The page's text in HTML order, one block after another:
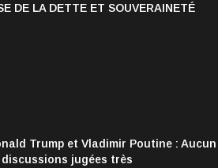
DE LA DETTE ET SOUVERAINETÉ
Trump et Vladimir Poutine : Aucun
jugées très